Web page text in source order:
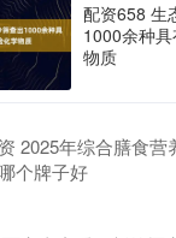
配资658 生
1000余种
物质
2025年综合膳食营
个牌子好